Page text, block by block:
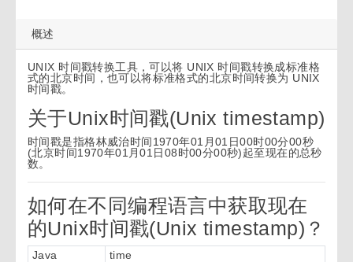
概述
UNIX 时间戳转换工具，可以将 UNIX 时间戳转换成标准格
式的北京时间，也可以将标准格式的北京时间转换为 UNIX
时间戳。
关于Unix时间戳(Unix timestamp)
时间戳是指格林威治时间1970年01月01日00时00分00秒
(北京时间1970年01月01日08时00分00秒)起至现在的总秒
数。
如何在不同编程语言中获取现在
的Unix时间戳(Unix timestamp)？
Java
time